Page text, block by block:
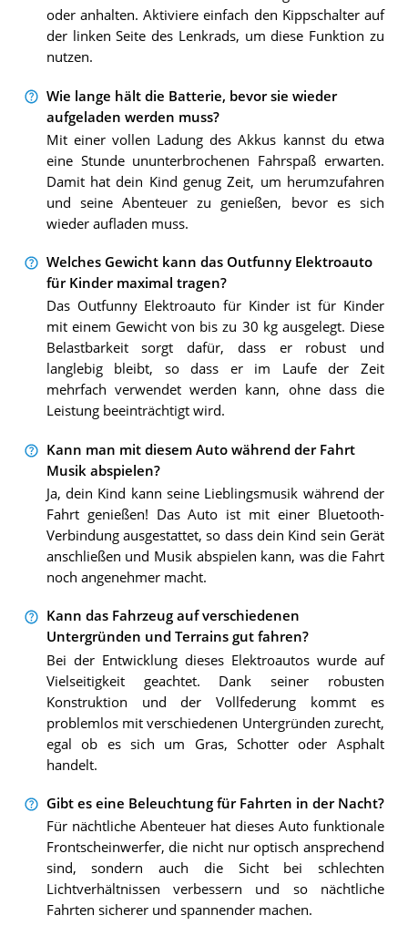
oder anhalten. Aktiviere einfach den Kippschalter auf
der linken Seite des Lenkrads, um diese Funktion zu
nutzen.
Wie lange hält die Batterie, bevor sie wieder
aufgeladen werden muss?
Mit einer vollen Ladung des Akkus kannst du etwa
eine Stunde ununterbrochenen Fahrspaß erwarten.
Damit hat dein Kind genug Zeit, um herumzufahren
und seine Abenteuer zu genießen, bevor es sich
wieder aufladen muss.
Welches Gewicht kann das Outfunny Elektroauto
für Kinder maximal tragen?
Das Outfunny Elektroauto für Kinder ist für Kinder
mit einem Gewicht von bis zu 30 kg ausgelegt. Diese
Belastbarkeit sorgt dafür, dass er robust und
langlebig bleibt, so dass er im Laufe der Zeit
mehrfach verwendet werden kann, ohne dass die
Leistung beeinträchtigt wird.
Kann man mit diesem Auto während der Fahrt
Musik abspielen?
Ja, dein Kind kann seine Lieblingsmusik während der
Fahrt genießen! Das Auto ist mit einer Bluetooth-
Verbindung ausgestattet, so dass dein Kind sein Gerät
anschließen und Musik abspielen kann, was die Fahrt
noch angenehmer macht.
Kann das Fahrzeug auf verschiedenen
Untergründen und Terrains gut fahren?
Bei der Entwicklung dieses Elektroautos wurde auf
Vielseitigkeit geachtet. Dank seiner robusten
Konstruktion und der Vollfederung kommt es
problemlos mit verschiedenen Untergründen zurecht,
egal ob es sich um Gras, Schotter oder Asphalt
handelt.
Gibt es eine Beleuchtung für Fahrten in der Nacht?
Für nächtliche Abenteuer hat dieses Auto funktionale
Frontscheinwerfer, die nicht nur optisch ansprechend
sind, sondern auch die Sicht bei schlechten
Lichtverhältnissen verbessern und so nächtliche
Fahrten sicherer und spannender machen.